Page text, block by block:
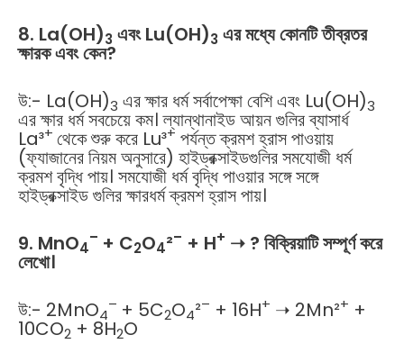
8. La(OH)3 এবং Lu(OH)3 এর মধ্যে কোনটি তীব্রতর
ক্ষারক এবং কেন?
উ:- La(OH)3 এর ক্ষার ধর্ম সর্বাপেক্ষা বেশি এবং Lu(OH)3
এর ক্ষার ধর্ম সবচেয়ে কম। ল্যান্থানাইড আয়ন গুলির ব্যাসার্ধ
La³+ থেকে শুরু করে Lu³+ পর্যন্ত ক্রমশ হ্রাস পাওয়ায়
(ফ্যাজানের নিয়ম অনুসারে) হাইড্রক্সাইডগুলির সমযোজী ধর্ম
ক্রমশ বৃদ্ধি পায়। সমযোজী ধর্ম বৃদ্ধি পাওয়ার সঙ্গে সঙ্গে
হাইড্রক্সাইড গুলির ক্ষারধর্ম ক্রমশ হ্রাস পায়।
9. MnO4
– + C2O4²– + H+ ➝ ? বিক্রিয়াটি সম্পূর্ণ করে
লেখো।
উ:- 2MnO4
– + 5C2O4²– + 16H+ ➝ 2Mn²+ +
10CO2 + 8H2O